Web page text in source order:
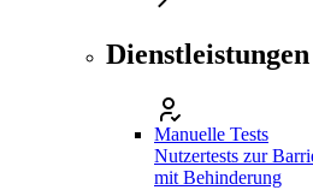
Dienstleistungen
Manuelle Tests
Nutzertests zur
mit Behinderung